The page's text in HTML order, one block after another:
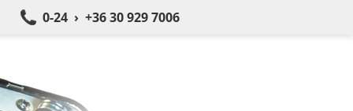
0-24 › +36 30 929 7006